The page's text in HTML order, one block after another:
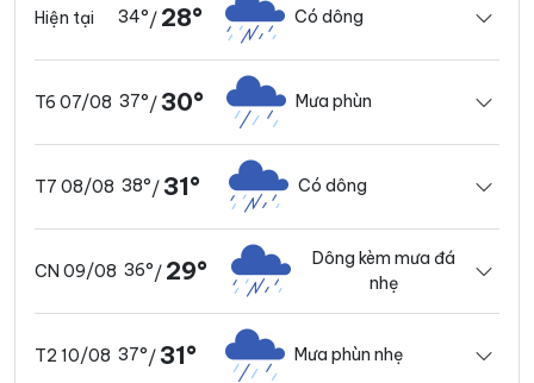
Hiện tại 34°/ 28° Có dông
T6 07/08 37°/30° Mưa phùn
T7 08/08 38°/31° Có dông
CN 09/08 36°/ 29°
Dông kèm mưa đá
nhẹ
T2 10/08 37°/31° Mưa phùn nhẹ